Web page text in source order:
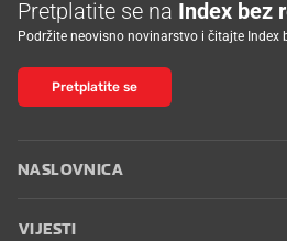
Pretplatite se na Index bez
Podržite neovisno novinarstvo i čitajte Index
Pretplatite se
NASLOVNICA
VIJESTI